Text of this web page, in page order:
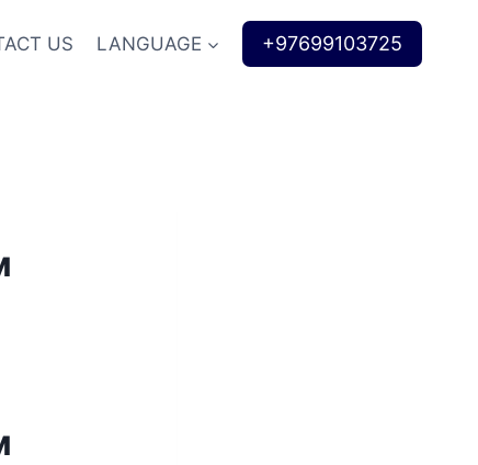
US LANGUAGE +97699103725